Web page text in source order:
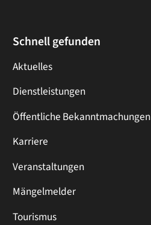
Schnell gefunden
Aktuelles
Dienstleistungen
Öffentliche Bekanntmachungen
Karriere
Veranstaltungen
Mängelmelder
Tourismus